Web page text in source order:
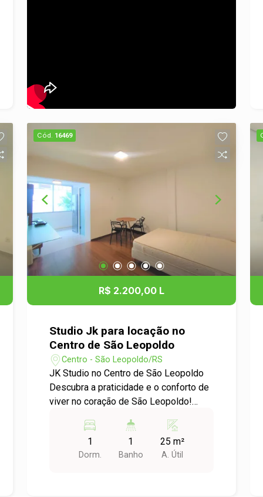
Cód. 16469
R$ 2.200,00 L
Studio Jk para locação no
Centro de São Leopoldo
Centro - São Leopoldo/RS
JK Studio no Centro de São Leopoldo
Descubra a praticidade e o conforto de
viver no coração de São Leopoldo!
aconchegante apartamento JK, ideal
para quem busca um espaço funcional
e bem localizado. Características do
1
Dorm.
1
Banho
25 m²
A. Útil